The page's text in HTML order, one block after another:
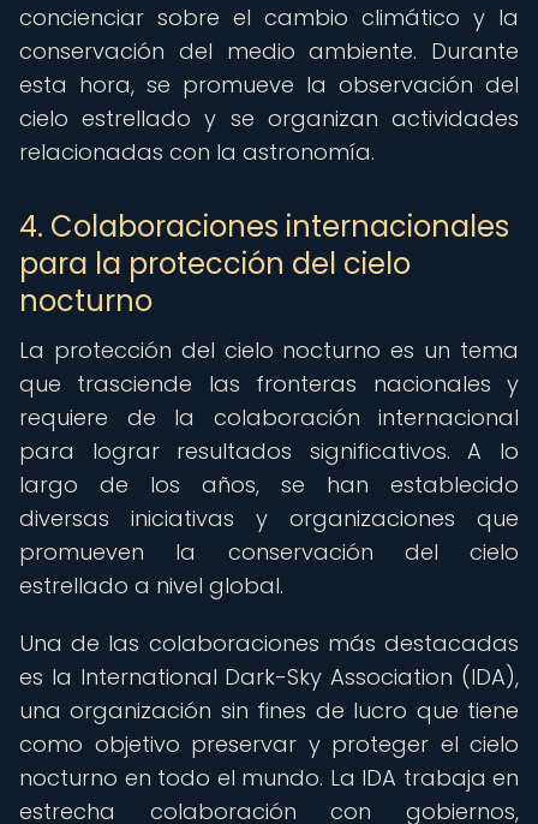
concienciar sobre el cambio climático y la
conservación del medio ambiente. Durante
esta hora, se promueve la observación del
cielo estrellado y se organizan actividades
relacionadas con la astronomía.
4. Colaboraciones internacionales
para la protección del cielo
nocturno
La protección del cielo nocturno es un tema
que trasciende las fronteras nacionales y
requiere de la colaboración internacional
para lograr resultados significativos. A lo
largo de los años, se han establecido
diversas iniciativas y organizaciones que
promueven la conservación del cielo
estrellado a nivel global.
Una de las colaboraciones más destacadas
es la International Dark-Sky Association (IDA),
una organización sin fines de lucro que tiene
como objetivo preservar y proteger el cielo
nocturno en todo el mundo. La IDA trabaja en
estrecha colaboración con gobiernos,